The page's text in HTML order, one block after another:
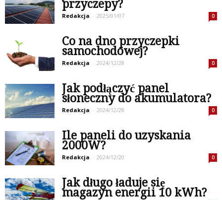
przyczepy?
Redakcja - 2025/01/07 0
Co na dno przyczepki
samochodowej?
Redakcja - 2024/12/28 0
Jak podłączyć panel
słoneczny do akumulatora?
Redakcja - 2024/12/28 0
Ile paneli do uzyskania
2000W?
Redakcja - 2024/12/20 0
Jak długo ładuje się
magazyn energii 10 kWh?